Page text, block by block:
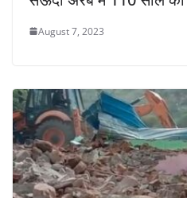
August 7, 2023